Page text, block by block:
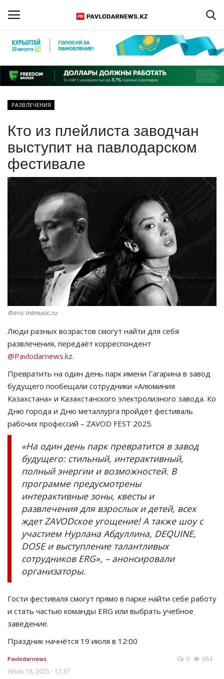
Регистрация
Главная
КАЗАХСТАН
МИР
СПЕЦПРОЕКТЫ
СПОРТ
РАЗВЛЕЧЕНИЯ
OFFICIAL
Курултай
Язык
Қазақша Русский
РАЗВЛЕЧЕНИЯ
Кто из плейлиста заводчан
выступит на павлодарском
фестивале
Фото: tntmusic.ru
Люди разных возрастов смогут найти для себя
развлечения, передаёт корреспондент
@Pavlodarnews.kz.
Превратить на один день парк имени Гагарина в завод
будущего пообещали сотрудники «Алюминия
Казахстана» и Казахстанского электролизного завода. Ко
Дню города и Дню металлурга пройдёт фестиваль
рабочих профессий – ZAVOD FEST 2025.
«На один день парк превратится в завод
будущего: стильный, интерактивный,
полный энергии и возможностей. В
программе предусмотрены
интерактивные зоны, квесты и
развлечения для взрослых и детей, всех
ждет ZAVODское угощение! А также шоу с
участием Нурлана Абдуллина, DEQUINE,
DOSE и выступление талантливых
сотрудников ERG», – анонсировали
организаторы.
Гости фестиваля смогут прямо в парке найти себе работу
и стать частью команды ERG или выбрать учебное
заведение.
Праздник начнётся 19 июля в 12:00
Pavlodarnews
Июль 18, 2025 - 12:37
0 684